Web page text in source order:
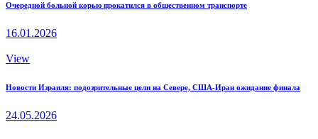
Очередной больной корью прокатился в общественном транспорте
16.01.2026
View
Новости Израиля: подозрительные цели на Севере, США-Иран ожидание финала
24.05.2026